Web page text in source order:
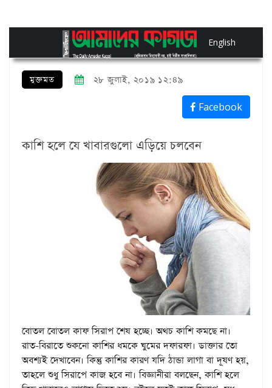
English
মুক্তমত ২৮ জুলাই, ২০১৯ ১২:৪৯
Facebook
কাশি হলে যে খাবারগুলো এড়িয়ে চলবেন
বোতল বোতল কাফ সিরাপ শেষ হচ্ছে। অথচ কাশি কমছে না।
রাত-বিরাতে শুকনো কাশির ধমকে ঘুমের দফারফা। ডাক্তার তো
অবশ্যই দেখাবেন। কিন্তু কাশির কারণ যদি ঠান্ডা লাগা বা দূষণ হয়,
তাহলে শুধু সিরাপে কাজ হবে না। বিজ্ঞানীরা বলছেন, কাশি হলে